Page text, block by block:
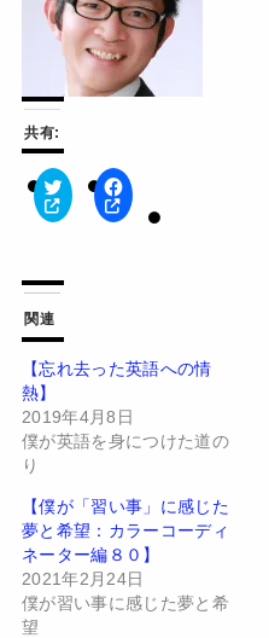
共有:
ク
リ
て
T
w
i
t
t
e
r
で
共
有
(
い
ウ
ィ
ン
ウ
で
開
F
a
有
す
に
は
ク
リ
し
て
く
だ
さ
い
(
新
関連
【忘れ去った英語への情
熱】
2019年4月8日
僕が英語を身につけた道の
り
【僕が「習い事」に感じた
夢と希望：カラーコーディ
ネーター編８０】
2021年2月24日
僕が習い事に感じた夢と希
望